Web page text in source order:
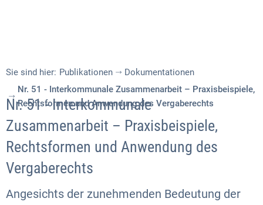
Sie sind hier: Publikationen
Dokumentationen
Nr. 51 - Interkommunale Zusammenarbeit – Praxisbeispiele,
Rechtsformen und Anwendung des Vergaberechts
Nr. 51 - Interkommunale
Zusammenarbeit – Praxisbeispiele,
Rechtsformen und Anwendung des
Vergaberechts
Angesichts der zunehmenden Bedeutung der